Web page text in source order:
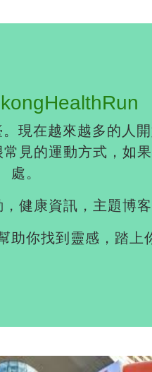
現在越來越多的人
見的運動方式，如
處。
健康資訊，主題博
你找到靈感，踏上